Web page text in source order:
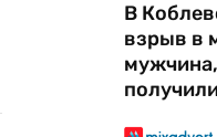
В
взрыв в